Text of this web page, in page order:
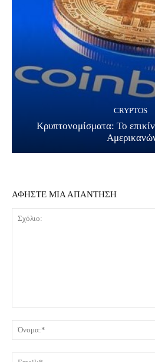
CRYPTOS
Κρυπτονομίσματα: Το
ΑΦΗΣΤΕ ΜΙΑ ΑΠΑΝΤΗΣΗ